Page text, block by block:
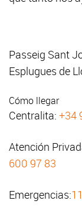
Passeig Sant
Esplugues de
Cómo llegar
Centralita: +34
Atención
600 97 83
Emergencias: